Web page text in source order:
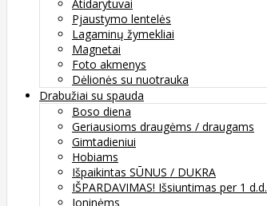
Atidarytuvai
Pjaustymo lentelės
Lagaminų žymekliai
Magnetai
Foto akmenys
Dėlionės su nuotrauka
Drabužiai su spauda
Boso diena
Geriausioms draugėms / draugams
Gimtadieniui
Hobiams
Išpaikintas SŪNUS / DUKRA
IŠPARDAVIMAS! Išsiuntimas per 1 d.d.
Joninėms